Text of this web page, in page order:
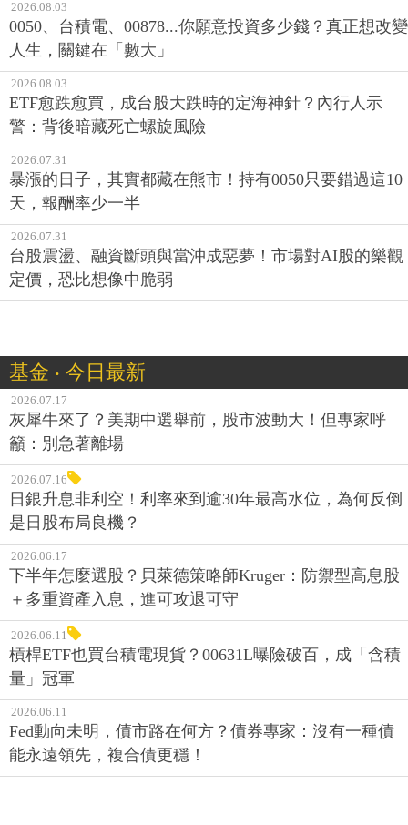
2026.08.03
0050、台積電、00878...你願意投資多少錢？真正想改變
人生，關鍵在「數大」
2026.08.03
ETF愈跌愈買，成台股大跌時的定海神針？內行人示
警：背後暗藏死亡螺旋風險
2026.07.31
暴漲的日子，其實都藏在熊市！持有0050只要錯過這10
天，報酬率少一半
2026.07.31
台股震盪、融資斷頭與當沖成惡夢！市場對AI股的樂觀
定價，恐比想像中脆弱
基金 ‧ 今日最新
2026.07.17
灰犀牛來了？美期中選舉前，股市波動大！但專家呼
籲：別急著離場
2026.07.16
日銀升息非利空！利率來到逾30年最高水位，為何反倒
是日股布局良機？
2026.06.17
下半年怎麼選股？貝萊德策略師Kruger：防禦型高息股
＋多重資產入息，進可攻退可守
2026.06.11
槓桿ETF也買台積電現貨？00631L曝險破百，成「含積
量」冠軍
2026.06.11
Fed動向未明，債市路在何方？債券專家：沒有一種債
能永遠領先，複合債更穩！